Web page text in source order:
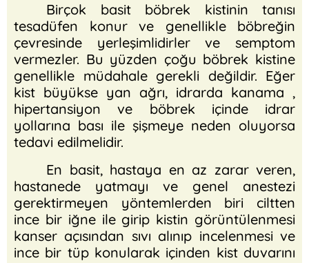
Birçok basit böbrek kistinin tanısı
tesadüfen konur ve genellikle böbreğin
çevresinde yerleşimlidirler ve semptom
vermezler. Bu yüzden çoğu böbrek kistine
genellikle müdahale gerekli değildir. Eğer
kist büyükse yan ağrı, idrarda kanama ,
hipertansiyon ve böbrek içinde idrar
yollarına bası ile şişmeye neden oluyorsa
tedavi edilmelidir.
En basit, hastaya en az zarar veren,
hastanede yatmayı ve genel anestezi
gerektirmeyen yöntemlerden biri ciltten
ince bir iğne ile girip kistin görüntülenmesi
kanser açısından sıvı alınıp incelenmesi ve
ince bir tüp konularak içinden kist duvarını